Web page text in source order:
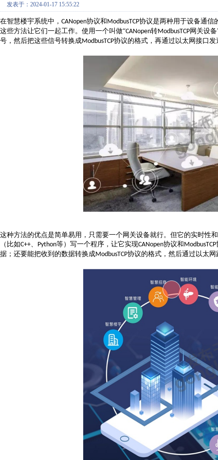
发表于：2024-01-17 15:55:22
在智慧楼宇系统中， CANopen协议和 ModbusTCP协议是两种用于设备通信
这些方法让它们一起工作。使用一个叫做“CANopen转ModbusTCP网关设
号，然后把这些信号转换成ModbusTCP协议的格式，再通过以太网接口发
这种方法的优点是简单易用，只需要一个网关设备就行。但它的实时性
（比如C++、 Python等）写一个程序，让它实现CANopen协议和 ModbusTCP
据；还要能把收到的数据转换成ModbusTCP协议的格式，然后通过以太网